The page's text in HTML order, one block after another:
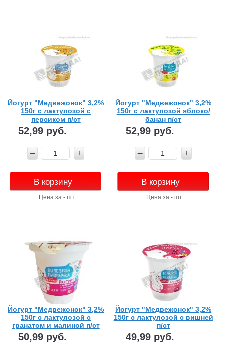
Йогурт "Медвежонок" 3,2%
150г с лактулозой с
персиком п/ст
52,99 руб.
В корзину
Цена за - шт
Йогурт "Медвежонок" 3,2%
150г с лактулозой яблоко/
банан п/ст
52,99 руб.
В корзину
Цена за - шт
Йогурт "Медвежонок" 3,2%
150г с лактулозой с
гранатом и малиной п/ст
50,99 руб.
Йогурт "Медвежонок" 3,2%
150г с лактулозой с вишней
п/ст
49,99 руб.